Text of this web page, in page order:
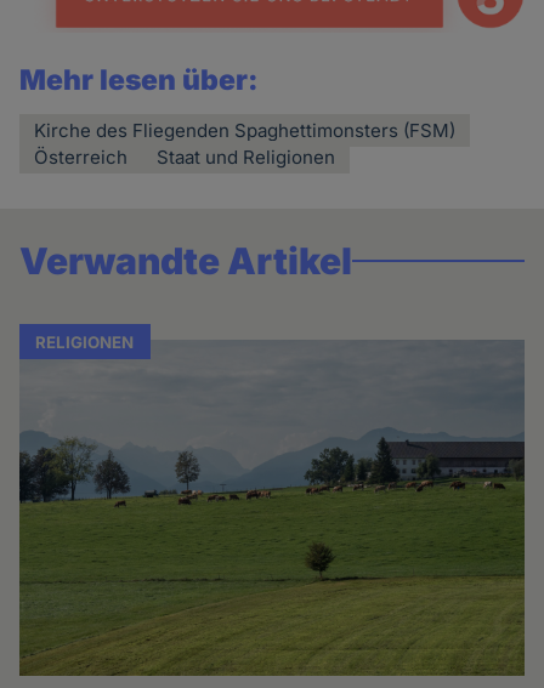
Mehr lesen über:
Kirche des Fliegenden Spaghettimonsters (FSM)
Österreich
Staat und Religionen
Verwandte Artikel
RELIGIONEN